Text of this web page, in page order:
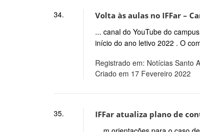
Volta às aulas no IFFar –
... canal do YouTube do
início do ano letivo 2022 . O
Registrado em: Notícias Santo
Criado em 17 Fevereiro 2022
34.
IFFar atualiza plano de
35.